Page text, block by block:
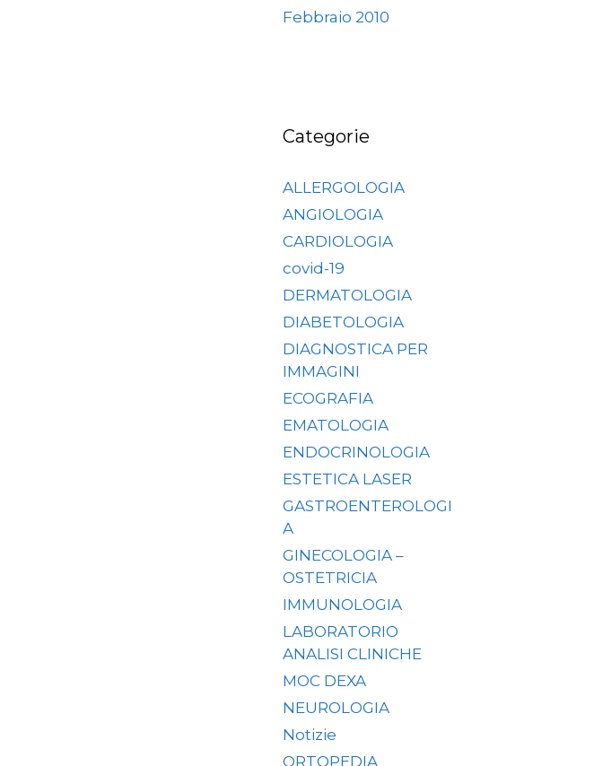
Febbraio 2010
Categorie
ALLERGOLOGIA
ANGIOLOGIA
CARDIOLOGIA
covid-19
DERMATOLOGIA
DIABETOLOGIA
DIAGNOSTICA PER
IMMAGINI
ECOGRAFIA
EMATOLOGIA
ENDOCRINOLOGIA
ESTETICA LASER
GASTROENTEROLOGI
A
GINECOLOGIA –
OSTETRICIA
IMMUNOLOGIA
LABORATORIO
ANALISI CLINICHE
MOC DEXA
NEUROLOGIA
Notizie
ORTOPEDIA